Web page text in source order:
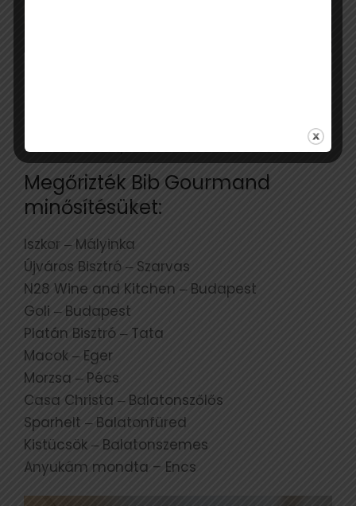
Cabrio ‒ Budapest
Megőrizték Bib Gourmand
minősítésüket:
Iszkor ‒ Mályinka
Újváros Bisztró ‒ Szarvas
N28 Wine and Kitchen ‒ Budapest
Goli ‒ Budapest
Platán Bisztró ‒ Tata
Macok ‒ Eger
Morzsa ‒ Pécs
Casa Christa ‒ Balatonszőlős
Sparhelt ‒ Balatonfüred
Kistücsök ‒ Balatonszemes
Anyukám mondta – Encs